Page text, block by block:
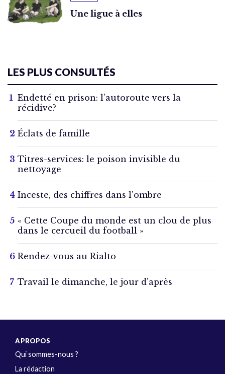
Une ligue à elles
LES PLUS CONSULTÉS
Endetté en prison: l’autoroute vers la
récidive?
Éclats de famille
Titres-services: le poison invisible du
nettoyage
Inceste, des chiffres dans l’ombre
« Cette Coupe du monde est un clou de plus
dans le cercueil du football »
Rendez-vous au Rialto
Travail le dimanche, le jour d’après
A PROPOS
Qui sommes-nous ?
La rédaction